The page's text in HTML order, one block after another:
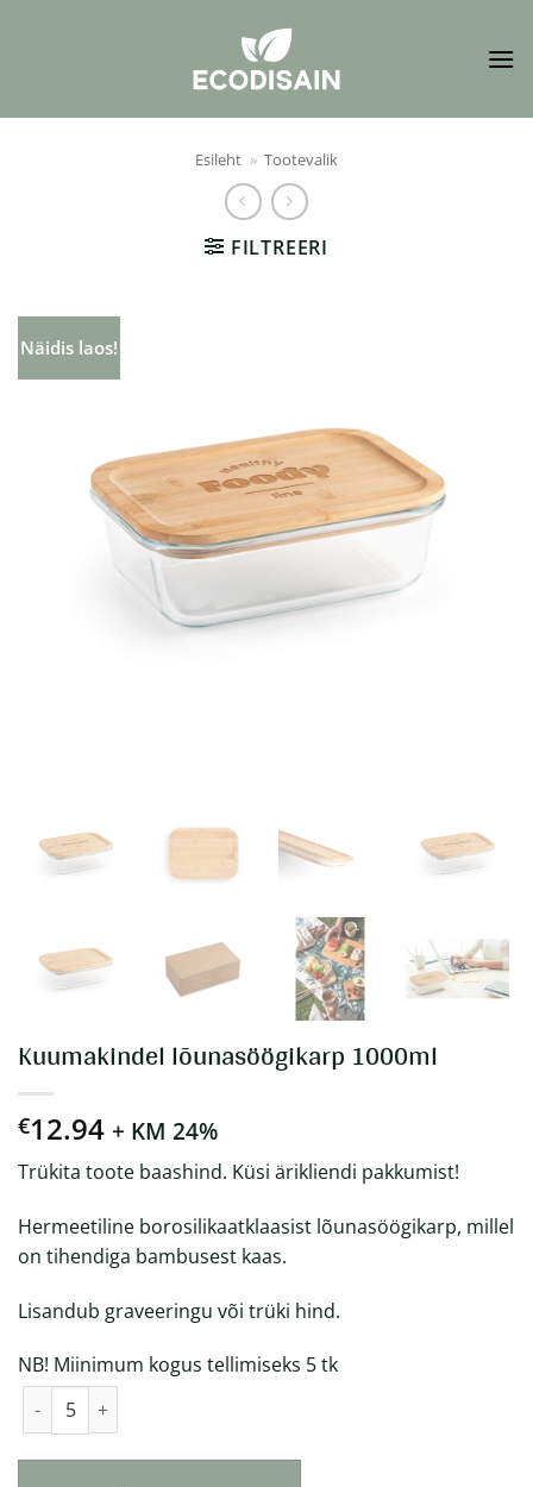
Esileht » Tootevalik
FILTREERI
Näidis laos!
Kuumakindel lõunasöögikarp 1000ml
€12.94 + KM 24%
Trükita toote baashind. Küsi ärikliendi pakkumist!
Hermeetiline borosilikaatklaasist lõunasöögikarp, millel
on tihendiga bambusest kaas.
Lisandub graveeringu või trüki hind.
NB! Miinimum kogus tellimiseks 5 tk